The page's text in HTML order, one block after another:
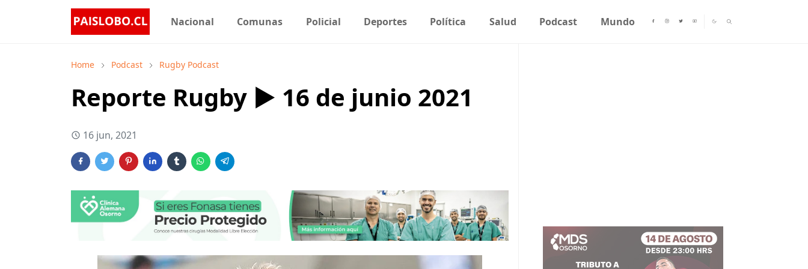
Nacional Comunas Policial Deportes Política Salud Podcast Mundo
Home Podcast Rugby Podcast
Reporte Rugby ▶️ 16 de junio 2021
16 jun, 2021